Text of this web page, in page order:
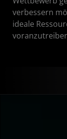
verbessern
ideale